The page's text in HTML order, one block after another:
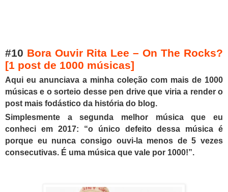
#10 Bora Ouvir Rita Lee – On The Rocks?
[1 post de 1000 músicas]
Aqui eu anunciava a minha coleção com mais de 1000
músicas e o sorteio desse pen drive que viria a render o
post mais fodástico da história do blog.
Simplesmente a segunda melhor música que eu
conheci em 2017: “o único defeito dessa música é
porque eu nunca consigo ouvi-la menos de 5 vezes
consecutivas. É uma música que vale por 1000!”.